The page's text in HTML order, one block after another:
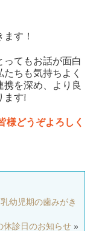
す！
ってもお話が面白
ちも気持ちよく
を深め、より良
す❕
様どうぞよろしく
幼児期の歯みがき
休診日のお知らせ»